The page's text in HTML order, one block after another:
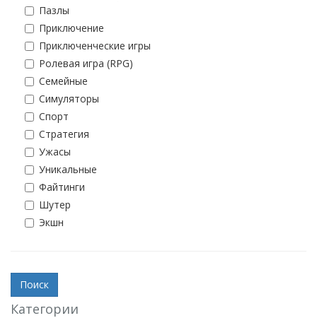
Пазлы
Приключение
Приключенческие игры
Ролевая игра (RPG)
Семейные
Симуляторы
Спорт
Стратегия
Ужасы
Уникальные
Файтинги
Шутер
Экшн
Категории